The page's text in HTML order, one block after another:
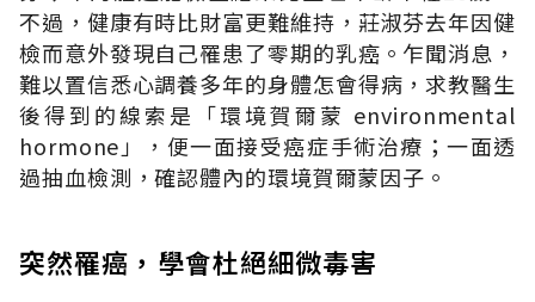
不過，健康有時比財富更難維持，莊淑芬去年因健
檢而意外發現自己罹患了零期的乳癌。乍聞消息，
難以置信悉心調養多年的身體怎會得病，求教醫生
後得到的線索是「環境賀爾蒙 environmental
hormone」，便一面接受癌症手術治療；一面透
過抽血檢測，確認體內的環境賀爾蒙因子。
突然罹癌，學會杜絕細微毒害